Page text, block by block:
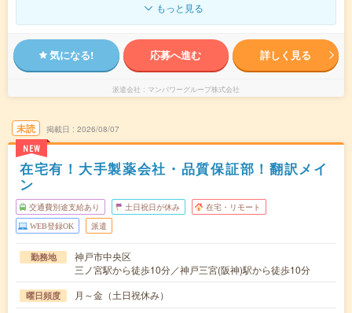
もっと見る
気になる! 応募へ進む 詳しく見る
派遣会社 マンパワーグループ株式会社
未読
NEW
掲載日 2026/08/07
在宅有！大手製薬会社・品質保証部！翻訳メイ
ン
交通費別途支給あり 土日祝日が休み 在宅・リモート
WEB登録OK 派遣
勤務地
神戸市中央区
三ノ宮駅から徒歩10分／神戸三宮(阪神)駅から徒歩10分
曜日頻度 月～金（土日祝休み）